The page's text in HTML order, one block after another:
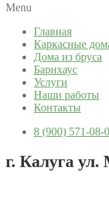
Menu
Главная
Каркасные
Дома из бруса
Барнхаус
Услуги
Наши работы
Контакты
8 (900) 571-08-
г. Калуга